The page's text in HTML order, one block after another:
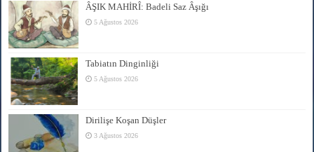
ÂŞIK MAHİRÎ: Badeli Saz Âşığı
5 Ağustos 2026
Tabiatın Dinginliği
5 Ağustos 2026
Dirilişe Koşan Düşler
3 Ağustos 2026